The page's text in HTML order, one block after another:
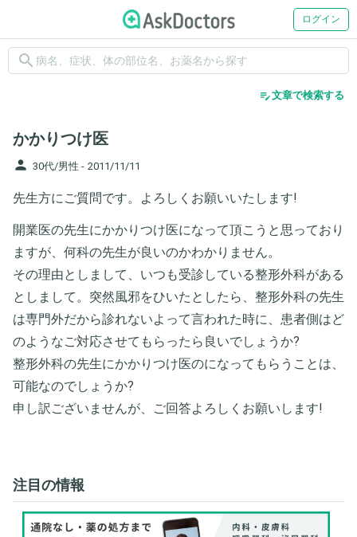
ログイン
search
edit_note文章で検索する
かかりつけ医
person 30代/男性 - 2011/11/11
先生方にご質問です。よろしくお願いいたします!
開業医の先生にかかりつけ医になって頂こうと思っており
ますが、何科の先生が良いのかわかりません。
その理由としまして、いつも受診している整形外科がある
としまして。突然風邪をひいたとしたら、整形外科の先生
は専門外だから診れないよって言われた時に、患者側はど
のようなご対応させてもらったら良いでしょうか?
整形外科の先生にかかりつけ医のになってもらうことは、
可能なのでしょうか?
申し訳ございませんが、ご回答よろしくお願いします!
注目の情報